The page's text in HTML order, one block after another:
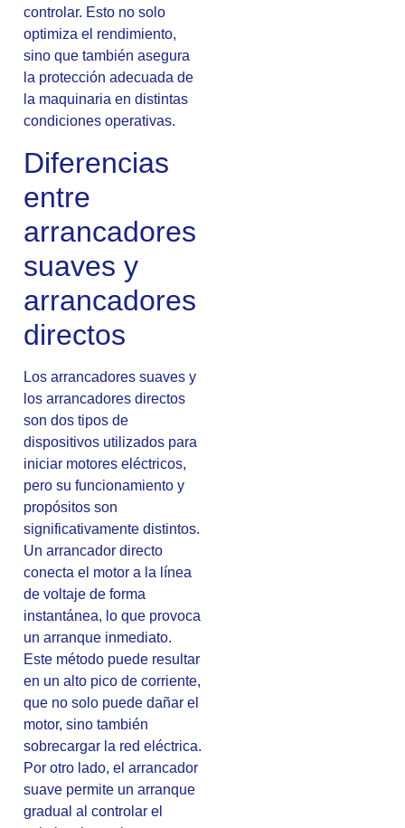
controlar. Esto no solo
optimiza el rendimiento,
sino que también asegura
la protección adecuada de
la maquinaria en distintas
condiciones operativas.
Diferencias
entre
arrancadores
suaves y
arrancadores
directos
Los arrancadores suaves y
los arrancadores directos
son dos tipos de
dispositivos utilizados para
iniciar motores eléctricos,
pero su funcionamiento y
propósitos son
significativamente distintos.
Un arrancador directo
conecta el motor a la línea
de voltaje de forma
instantánea, lo que provoca
un arranque inmediato.
Este método puede resultar
en un alto pico de corriente,
que no solo puede dañar el
motor, sino también
sobrecargar la red eléctrica.
Por otro lado, el arrancador
suave permite un arranque
gradual al controlar el